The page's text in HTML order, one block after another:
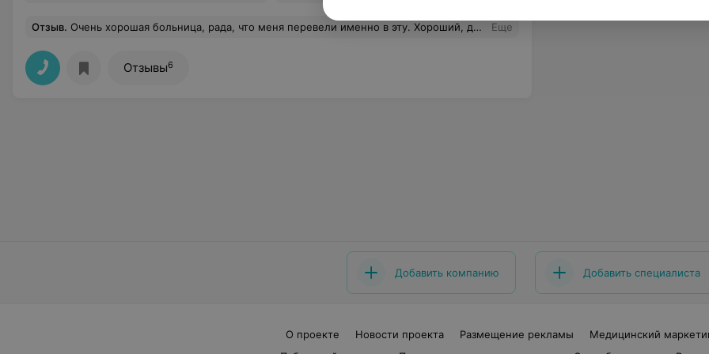
Отзыв. Очень хорошая больница, рада, что меня перевели именно в эту. Хороший, добрый, отзывчивый, культурный персонал: начиная с главврачей, заканчивая санитарочками. Попала я беременная 6 мая 2021, с нарушением кровотока, врачи быстро среагировали и увидели, что моему ребёночку не хватает кислорода, а в предыдущей больнице, говорили, что всё хорошо. На следующий день мне сделали экстренно Кесарево сечение, ребёночек родился во время, но очень маленький и с врождённой пневмонией, мою крошечку забрали сразу в реанимацию и врачи делали всё возможное, что бы ребёночек поправлялся. Отдельно хочу поблагодарить врачей и сказать: «Огромное спасибо!» Бондаренко Светлане Юрьевне, что лечила в реанимации моего малыша. Разумной Людмиле Марковне, что лечила меня проверяя каждый орган после операции. Вакульчик Людмиле Ивановне, что сделала кесарево сечение, достала мою крошечку целой и невредимой, аккуратно разрезала и зашила. А так же всему остальному персоналу!Низкий вам поклон!Вы замечательные! Еще
Отзывы6
Добавить компанию Добавить специалиста
О проекте Новости проекта Размещение рекламы
Медицинский